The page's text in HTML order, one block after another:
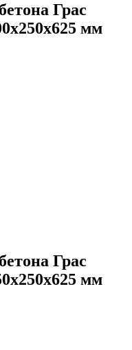
Грас
мм
Грас
мм